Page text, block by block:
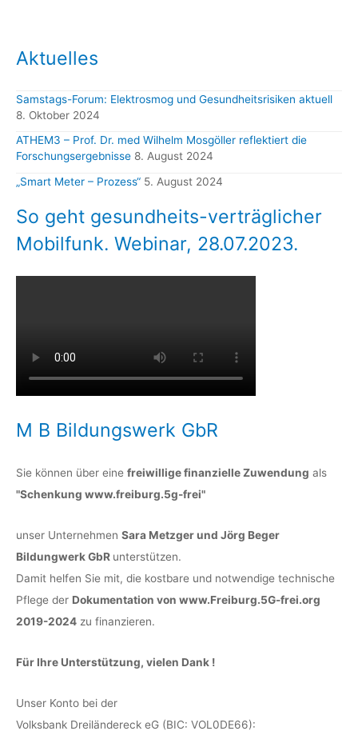
Aktuelles
Samstags-Forum: Elektrosmog und Gesundheitsrisiken aktuell
8. Oktober 2024
ATHEM3 – Prof. Dr. med Wilhelm Mosgöller reflektiert die
Forschungsergebnisse 8. August 2024
„Smart Meter – Prozess“ 5. August 2024
So geht gesundheits-verträglicher
Mobilfunk. Webinar, 28.07.2023.
M B Bildungswerk GbR
Sie können über eine freiwillige finanzielle Zuwendung als
"Schenkung www.freiburg.5g-frei"
unser Unternehmen Sara Metzger und Jörg Beger
Bildungwerk GbR unterstützen.
Damit helfen Sie mit, die kostbare und notwendige technische
Pflege der Dokumentation von www.Freiburg.5G-frei.org
2019-2024 zu finanzieren.
Für Ihre Unterstützung, vielen Dank !
Unser Konto bei der
Volksbank Dreiländereck eG (BIC: VOL0DE66):